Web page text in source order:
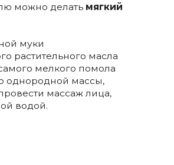
можно делать мягкий
муки
растительного масла
мелкого помола
однородной массы,
массаж лица,
водой.